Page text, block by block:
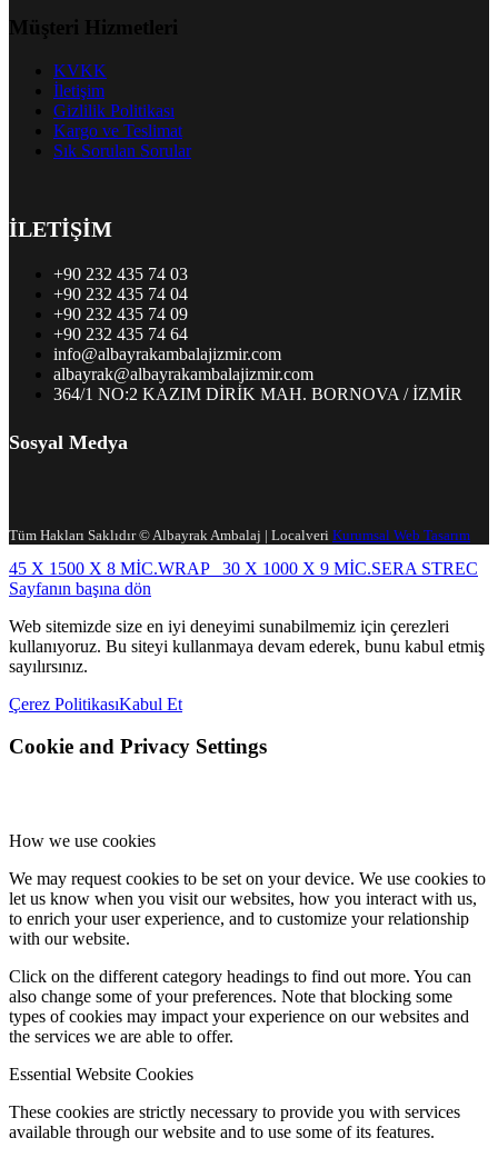
Müşteri Hizmetleri
KVKK
İletişim
Gizlilik Politikası
Kargo ve Teslimat
Sık Sorulan Sorular
İLETİŞİM
+90 232 435 74 03
+90 232 435 74 04
+90 232 435 74 09
+90 232 435 74 64
info@albayrakambalajizmir.com
albayrak@albayrakambalajizmir.com
364/1 NO:2 KAZIM DİRİK MAH. BORNOVA / İZMİR
Sosyal Medya
Tüm Hakları Saklıdır © Albayrak Ambalaj | Localveri Kurumsal Web Tasarım
45 X 1500 X 8 MİC.WRAP
30 X 1000 X 9 MİC.SERA STREC
Sayfanın başına dön
Web sitemizde size en iyi deneyimi sunabilmemiz için çerezleri
kullanıyoruz. Bu siteyi kullanmaya devam ederek, bunu kabul etmiş
sayılırsınız.
Çerez PolitikasıKabul Et
Cookie and Privacy Settings
How we use cookies
We may request cookies to be set on your device. We use cookies to
let us know when you visit our websites, how you interact with us,
to enrich your user experience, and to customize your relationship
with our website.
Click on the different category headings to find out more. You can
also change some of your preferences. Note that blocking some
types of cookies may impact your experience on our websites and
the services we are able to offer.
Essential Website Cookies
These cookies are strictly necessary to provide you with services
available through our website and to use some of its features.